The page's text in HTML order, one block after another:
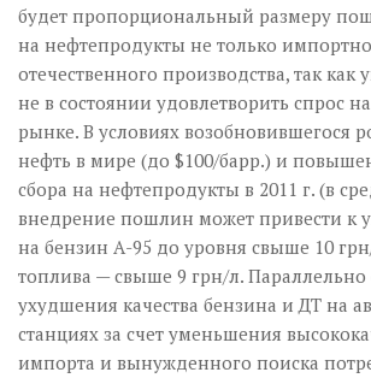
будет пропорциональный размеру
на нефтепродукты не только
отечественного производства, так как
не в состоянии удовлетворить спрос
рынке. В условиях возобновившегося
нефть в мире (до $100/барр.) и
сбора на нефтепродукты в 2011 г. (в
внедрение пошлин может привести к
на бензин А-95 до уровня свыше 10
топлива — свыше 9 грн/л. Параллельно
ухудшения качества бензина и ДТ на
станциях за счет уменьшения
импорта и вынужденного поиска